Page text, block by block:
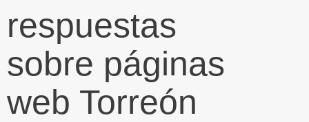
respuestas
sobre páginas
web Torreón